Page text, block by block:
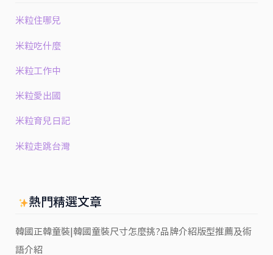
米粒住哪兒
米粒吃什麼
米粒工作中
米粒愛出國
米粒育兒日記
米粒走跳台灣
熱門精選文章
韓國正韓童裝|韓國童裝尺寸怎麼挑?品牌介紹版型推薦及術
語介紹